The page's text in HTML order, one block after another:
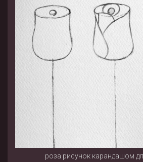
роза рисунок карандашом